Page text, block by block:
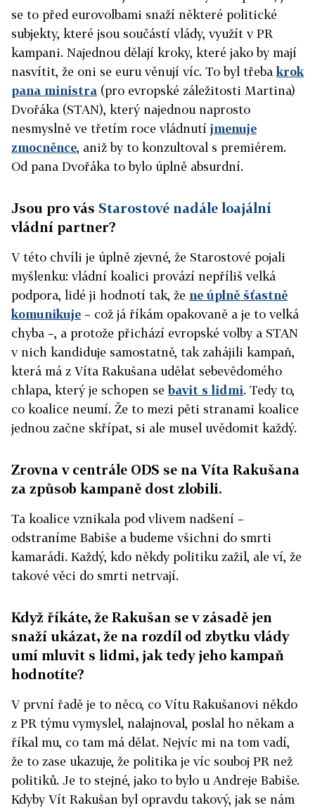
se to před eurovolbami snaží některé politické
subjekty, které jsou součástí vlády, využít v PR
kampani. Najednou dělají kroky, které jako by mají
nasvítit, že oni se euru věnují víc. To byl třebakrok
pana ministra (pro evropské záležitosti Martina)
Dvořáka (STAN), který najednou naprosto
nesmyslně ve třetím roce vládnutíjmenuje
zmocněnce, aniž by to konzultoval s premiérem.
Od pana Dvořáka to bylo úplně absurdní.
Jsou pro vás Starostové nadále loajální
vládní partner?
V této chvíli je úplně zjevné, že Starostové pojali
myšlenku: vládní koalici provází nepříliš velká
podpora, lidé ji hodnotí tak, že ne úplně šťastně
komunikuje – což já říkám opakovaně a je to velká
chyba –, a protože přichází evropské volby a STAN
v nich kandiduje samostatně, tak zahájili kampaň,
která má z Víta Rakušana udělat sebevědomého
chlapa, který je schopen se bavit s lidmi. Tedy to,
co koalice neumí. Že to mezi pěti stranami koalice
jednou začne skřípat, si ale musel uvědomit každý.
Zrovna v centrále ODS se na Víta Rakušana
za způsob kampaně dost zlobili.
Ta koalice vznikala pod vlivem nadšení –
odstraníme Babiše a budeme všichni do smrti
kamarádi. Každý, kdo někdy politiku zažil, ale ví, že
takové věci do smrti netrvají.
Když říkáte, že Rakušan se v zásadě jen
snaží ukázat, že na rozdíl od zbytku vlády
umí mluvit s lidmi, jak tedy jeho kampaň
hodnotíte?
V první řadě je to něco, co Vítu Rakušanovi někdo
z PR týmu vymyslel, nalajnoval, poslal ho někam a
říkal mu, co tam má dělat. Nejvíc mi na tom vadí,
že to zase ukazuje, že politika je víc souboj PR než
politiků. Je to stejné, jako to bylo u Andreje Babiše.
Kdyby Vít Rakušan byl opravdu takový, jak se nám